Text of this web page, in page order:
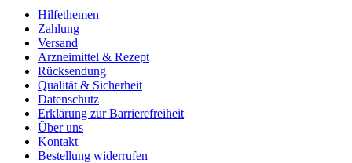
Hilfethemen
Zahlung
Versand
Arzneimittel & Rezept
Rücksendung
Qualität & Sicherheit
Datenschutz
Erklärung zur Barrierefreiheit
Über uns
Kontakt
Bestellung widerrufen